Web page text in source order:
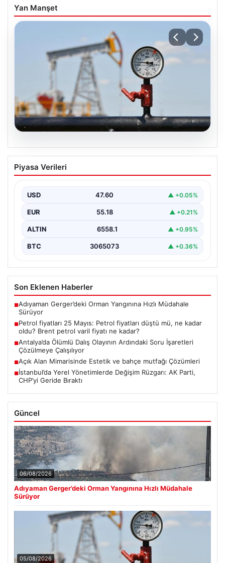
Yan Manşet
05.08.2026
Petrol fiyatları 25 Mayıs: Petrol fiyatları
düştü mü, ne kadar oldu? Brent petrol
{“title”: “Petrol fiyatları 25 Mayıs: Güncel petrol fiyatları
Piyasa Verileri
USD 47.60 ▲ +0.05%
EUR 55.18 ▲ +0.21%
ALTIN 6558.1 ▲ +0.95%
BTC 3065073 ▲ +0.36%
Son Eklenen Haberler
■Adıyaman Gerger’deki Orman Yangınına Hızlı Müdahale
Sürüyor
■Petrol fiyatları 25 Mayıs: Petrol fiyatları düştü mü, ne kadar
oldu? Brent petrol varil fiyatı ne kadar?
■Antalya’da Ölümlü Dalış Olayının Ardındaki Soru İşaretleri
Çözülmeye Çalışılıyor
■Açık Alan Mimarisinde Estetik ve bahçe mutfağı Çözümleri
■İstanbul’da Yerel Yönetimlerde Değişim Rüzgarı: AK Parti,
CHP’yi Geride Bıraktı
Güncel
06/08/2026
Adıyaman Gerger’deki Orman Yangınına Hızlı Müdahale
Sürüyor
05/08/2026